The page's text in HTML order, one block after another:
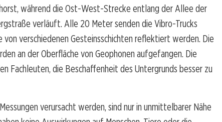
während die Ost-West-Strecke entlang der Allee der
verläuft. Alle 20 Meter senden die Vibro-Trucks
von verschiedenen Gesteinsschichten reflektiert werden. Die
an der Oberfläche von Geophonen aufgefangen. Die
Fachleuten, die Beschaffenheit des Untergrunds besser zu
verursacht werden, sind nur in unmittelbarer Nähe